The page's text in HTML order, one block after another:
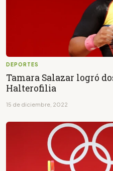
DEPORTES
Tamara Salazar logró
Halterofilia
15 de diciembre, 2022